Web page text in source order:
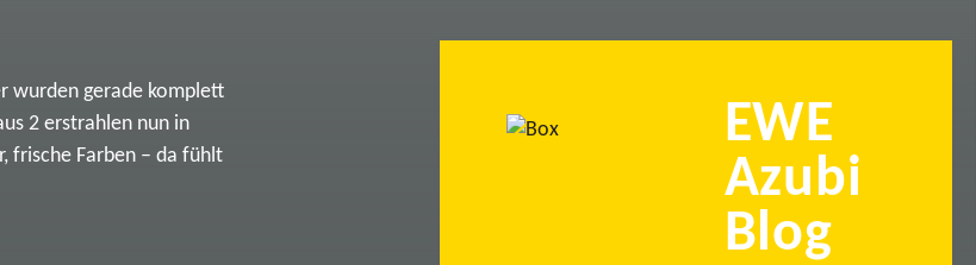
wurden gerade komplett
2 erstrahlen nun in
frische Farben – da fühlt
EWE
Azubi
Blog